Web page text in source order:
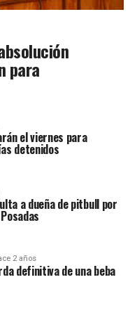
para
el viernes para
detenidos
a dueña de pitbull por
2 años
definitiva de una beba